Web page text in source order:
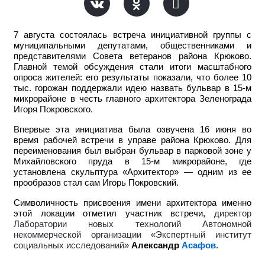
7 августа состоялась встреча инициативной группы с
муниципальными депутатами, общественниками и
представителями Совета ветеранов района Крюково.
Главной темой обсуждения стали итоги масштабного
опроса жителей: его результаты показали, что более 10
тыс. горожан поддержали идею назвать бульвар в 15-м
микрорайоне в честь главного архитектора Зеленограда
Игоря Покровского.
Впервые эта инициатива была озвучена 16 июня во
время рабочей встречи в управе района Крюково. Для
переименования был выбран бульвар в парковой зоне у
Михайловского пруда в 15-м микрорайоне, где
установлена скульптура «Архитектор» — одним из ее
прообразов стал сам Игорь Покровский.
Символичность присвоения имени архитектора именно
этой локации отметил участник встречи, директор
Лаборатории новых технологий Автономной
некоммерческой организации «Экспертный институт
социальных исследований» Александр Асафов.